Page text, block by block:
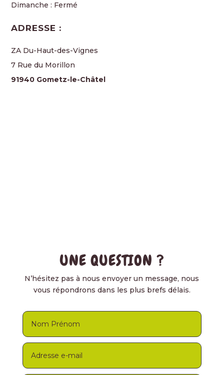
Dimanche : Fermé
ADRESSE :
ZA Du-Haut-des-Vignes
7 Rue du Morillon
91940 Gometz-le-Châtel
UNE QUESTION ?
N’hésitez pas à nous envoyer un message, nous
vous répondrons dans les plus brefs délais.